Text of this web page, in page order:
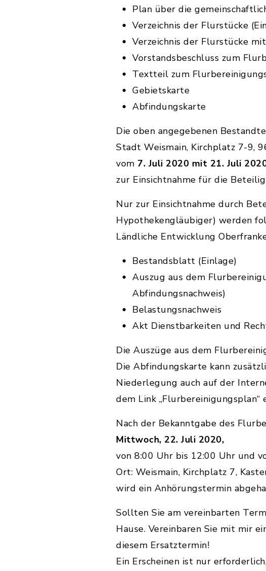
Plan über die
Verzeichnis der Flurstücke
Verzeichnis der Flurstücke
Vorstandsbeschluss zum
Textteil zum
Gebietskarte
Abfindungskarte
Die oben angegebenen
Stadt Weismain, Kirchplatz 7-9,
vom 7. Juli 2020 mit 21. Juli
zur Einsichtnahme für die
Nur zur Einsichtnahme durch
Hypothekengläubiger) werden
Ländliche Entwicklung
Bestandsblatt (Einlage)
Auszug aus dem
Abfindungsnachweis)
Belastungsnachweis
Akt Dienstbarkeiten und
Die Auszüge aus dem
Die Abfindungskarte kann
Niederlegung auch auf der
dem Link „Flurbereinigungsplan“
Nach der Bekanntgabe des
Mittwoch, 22. Juli 2020,
von 8:00 Uhr bis 12:00 Uhr und
Ort: Weismain, Kirchplatz 7,
wird ein Anhörungstermin
Sollten Sie am vereinbarten
Hause. Vereinbaren Sie mit mir
diesem Ersatztermin!
Ein Erscheinen ist nur